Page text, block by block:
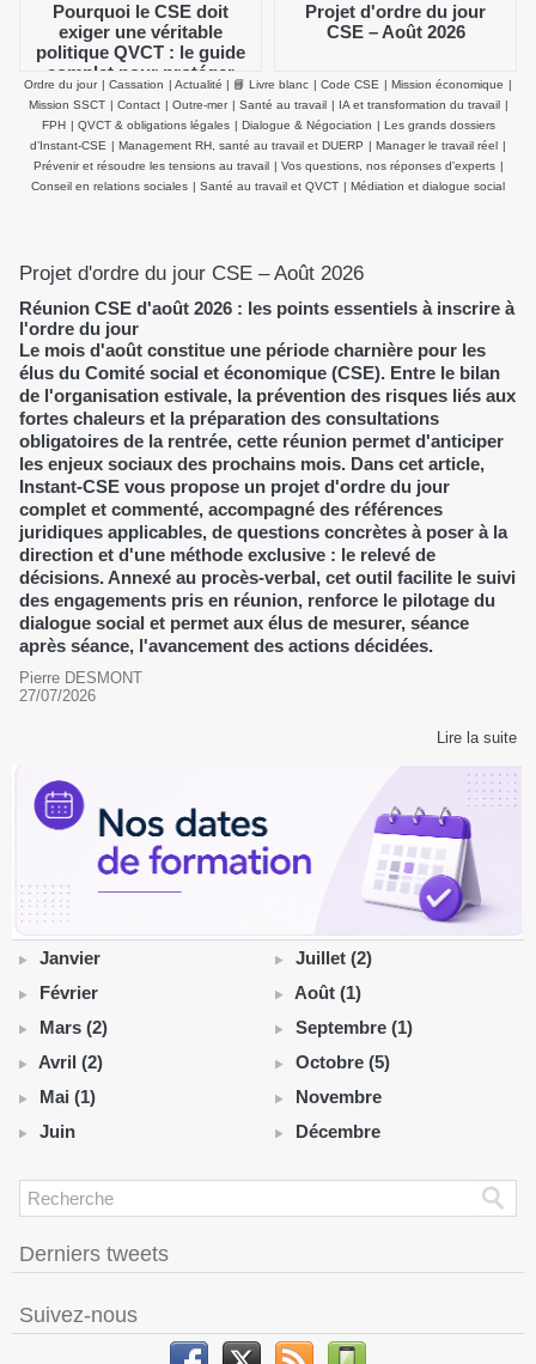
Pourquoi le CSE doit
exiger une véritable
politique QVCT : le guide
complet pour protéger
durablement la santé
physique et mentale des
salariés
Projet d'ordre du jour
CSE – Août 2026
Ordre du jour | Cassation | Actualité | 📘 Livre blanc | Code CSE | Mission économique |
Mission SSCT | Contact | Outre-mer | Santé au travail | IA et transformation du travail |
FPH | QVCT & obligations légales | Dialogue & Négociation | Les grands dossiers
d’Instant-CSE | Management RH, santé au travail et DUERP | Manager le travail réel |
Prévenir et résoudre les tensions au travail | Vos questions, nos réponses d'experts |
Conseil en relations sociales | Santé au travail et QVCT | Médiation et dialogue social
Projet d'ordre du jour CSE – Août 2026
Réunion CSE d'août 2026 : les points essentiels à inscrire à
l'ordre du jour
Le mois d'août constitue une période charnière pour les
élus du Comité social et économique (CSE). Entre le bilan
de l'organisation estivale, la prévention des risques liés aux
fortes chaleurs et la préparation des consultations
obligatoires de la rentrée, cette réunion permet d'anticiper
les enjeux sociaux des prochains mois. Dans cet article,
Instant-CSE vous propose un projet d'ordre du jour
complet et commenté, accompagné des références
juridiques applicables, de questions concrètes à poser à la
direction et d'une méthode exclusive : le relevé de
décisions. Annexé au procès-verbal, cet outil facilite le suivi
des engagements pris en réunion, renforce le pilotage du
dialogue social et permet aux élus de mesurer, séance
après séance, l'avancement des actions décidées.
Pierre DESMONT
27/07/2026
Lire la suite
Janvier
Février
Mars (2)
Avril (2)
Mai (1)
Juin
Juillet (2)
Août (1)
Septembre (1)
Octobre (5)
Novembre
Décembre
Derniers tweets
Suivez-nous